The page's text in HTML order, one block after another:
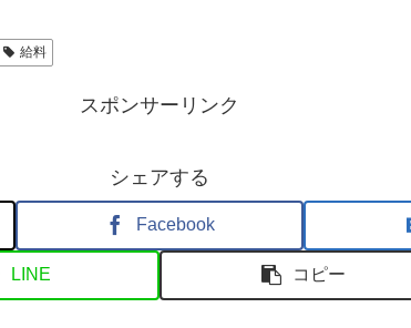
給料
スポンサーリンク
シェアする
Facebook
LINE コピー